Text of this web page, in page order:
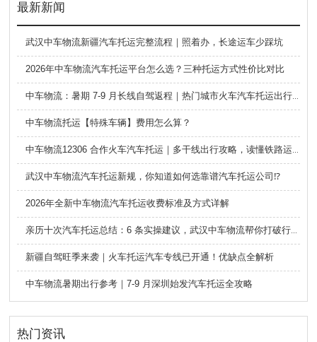
最新新闻
武汉中车物流新疆汽车托运完整流程｜照着办，长途运车少踩坑
2026年中车物流汽车托运平台怎么选？三种托运方式性价比对比
中车物流：暑期 7-9 月长线自驾返程｜热门城市火车汽车托运出行全攻略
中车物流托运【特殊车辆】费用怎么算？
中车物流12306 合作火车汽车托运｜多干线出行攻略，读懂铁路运车的优势与避坑要点
武汉中车物流汽车托运新规，你知道如何选靠谱汽车托运公司⁉️
2026年全新中车物流汽车托运收费标准及方式详解
亲历十次汽车托运总结：6 条实操建议，武汉中车物流帮你打破行业信息差
新疆自驾旺季来袭｜火车托运汽车专线已开通！优缺点全解析
中车物流暑期出行参考｜7-9 月深圳始发汽车托运全攻略
热门资讯